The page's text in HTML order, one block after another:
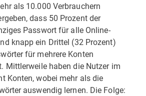
als 10.000 Verbrauchern
dass 50 Prozent der
Passwort für alle Online-
knapp ein Drittel (32 Prozent)
für mehrere Konten
Mittlerweile haben die Nutzer im
Konten, wobei mehr als die
auswendig lernen. Die Folge: